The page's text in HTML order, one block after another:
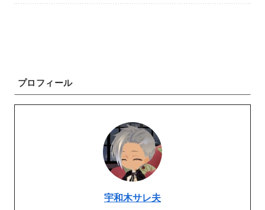
プロフィール
宇和木サレ夫